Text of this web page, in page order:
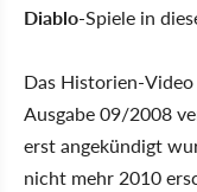
Diablo-Spiele in
Das Historien-
Ausgabe 09/2008
erst angekündigt
nicht mehr 2010